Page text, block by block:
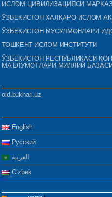
ИСЛОМ ЦИВИЛИЗАЦИЯСИ
ЎЗБЕКИСТОН ХАЛҚАРО ИСЛОМ
ЎЗБЕКИСТОН МУСУЛМОНЛАРИ
ТОШКЕНТ ИСЛОМ ИНСТИТУТИ
ЎЗБЕКИСТОН РЕСПУБЛИКАСИ
МАЪЛУМОТЛАРИ МИЛЛИЙ БАЗАСИ
old.bukhari.uz
English
Русский
العربية
Oʻzbek